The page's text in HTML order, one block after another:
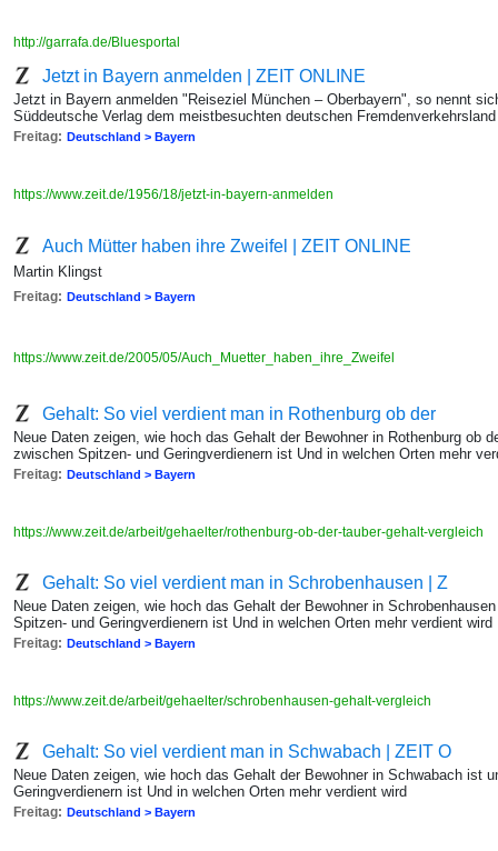
http://garrafa.de/Bluesportal
Jetzt in Bayern anmelden | ZEIT ONLINE
Jetzt in Bayern anmelden "Reiseziel München – Oberbayern", so nennt
Süddeutsche Verlag dem meistbesuchten deutschen
Freitag: Deutschland > Bayern
https://www.zeit.de/1956/18/jetzt-in-bayern-anmelden
Auch Mütter haben ihre Zweifel | ZEIT ONLINE
Martin Klingst
Freitag: Deutschland > Bayern
https://www.zeit.de/2005/05/Auch_Muetter_haben_ihre_Zweifel
Gehalt: So viel verdient man in Rothenburg ob der
Neue Daten zeigen, wie hoch das Gehalt der Bewohner in Rothenburg ob
zwischen Spitzen- und Geringverdienern ist Und in welchen Orten mehr
Freitag: Deutschland > Bayern
https://www.zeit.de/arbeit/gehaelter/rothenburg-ob-der-tauber-gehalt-vergleich
Gehalt: So viel verdient man in Schrobenhausen | Z
Neue Daten zeigen, wie hoch das Gehalt der Bewohner in
Spitzen- und Geringverdienern ist Und in welchen Orten mehr verdient wird
Freitag: Deutschland > Bayern
https://www.zeit.de/arbeit/gehaelter/schrobenhausen-gehalt-vergleich
Gehalt: So viel verdient man in Schwabach | ZEIT O
Neue Daten zeigen, wie hoch das Gehalt der Bewohner in Schwabach ist
Geringverdienern ist Und in welchen Orten mehr verdient wird
Freitag: Deutschland > Bayern